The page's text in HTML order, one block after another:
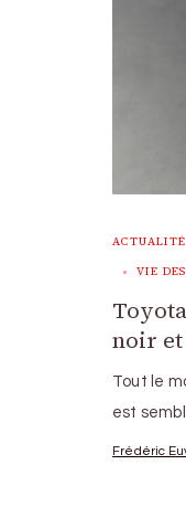
ACTUALITÉ
VIE
noir
Tout le
est
Frédéric